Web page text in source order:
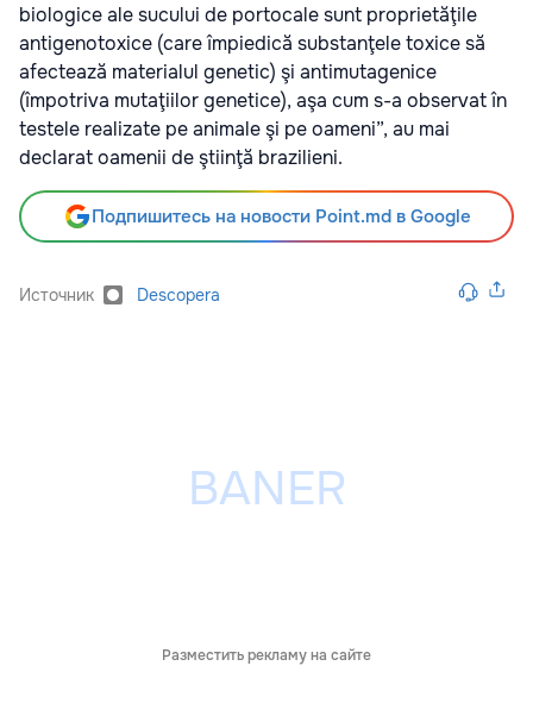
biologice ale sucului de portocale sunt proprietăţile
antigenotoxice (care împiedică substanţele toxice să
afectează materialul genetic) şi antimutagenice
(împotriva mutaţiilor genetice), aşa cum s-a observat în
testele realizate pe animale şi pe oameni”, au mai
declarat oamenii de ştiinţă brazilieni.
Подпишитесь на новости Point.md в Google
Источник Descopera
Разместить рекламу на сайте